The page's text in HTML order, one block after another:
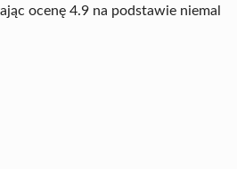
ocenę 4.9 na podstawie niemal